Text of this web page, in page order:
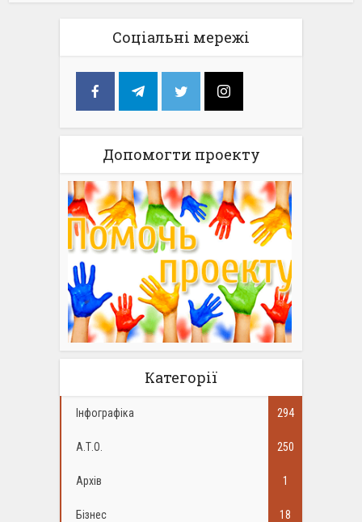
Соціальні мережі
Допомогти проекту
Категорії
Інфографіка 294
А.Т.О. 250
Архів 1
Бізнес 18